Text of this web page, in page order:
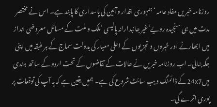
روزنامہ خبریں مفاد عامہ ‘ جمہوری اقدار وآئین کی پاسداری کا پابند ہے۔ اس نے مختصر
مدت میں ہی سنجیدہ رویے‘غیر جانبدارانہ پالیسی ‘ملک و ملت کے مسائل معروضی انداز
میں ابھارنے اور خبروں و تجزیوں کے اعلی معیار کی بدولت سماج کے ہر طبقہ میں اپنی
جگہ بنالی۔ اب روزنامہ خبریں نے حالات کے تقاضوں کے تحت اردو کے ساتھ ہندی
میں24x7کے ڈائمنگ ویب سائٹ شروع کی ہے۔ ہمیں یقین ہے کہ یہ آپ کی توقعات پر
پوری اترے گی۔